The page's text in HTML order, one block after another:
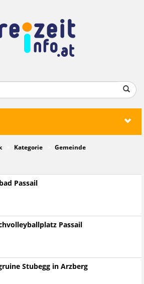
Kategorie
Gemeinde
Passail
Passail
Stubegg in Arzberg